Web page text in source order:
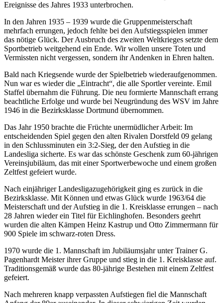
Ereignisse des Jahres 1933 unterbrochen.
In den Jahren 1935 – 1939 wurde die Gruppenmeisterschaft
mehrfach errungen, jedoch fehlte bei den Aufstiegsspielen immer
das nötige Glück. Der Ausbruch des zweiten Weltkrieges setzte dem
Sportbetrieb weitgehend ein Ende. Wir wollen unsere Toten und
Vermissten nicht vergessen, sondern ihr Andenken in Ehren halten.
Bald nach Kriegsende wurde der Spielbetrieb wiederaufgenommen.
Nun war es wieder die „Eintracht“, die alle Sportler vereinte. Emil
Staffel übernahm die Führung. Die neu formierte Mannschaft errang
beachtliche Erfolge und wurde bei Neugründung des WSV im Jahre
1946 in die Bezirksklasse Dortmund übernommen.
Das Jahr 1950 brachte die Früchte unermüdlicher Arbeit: Im
entscheidenden Spiel gegen den alten Rivalen Dorstfeld 09 gelang
in den Schlussminuten ein 3:2-Sieg, der den Aufstieg in die
Landesliga sicherte. Es war das schönste Geschenk zum 60-jährigen
Vereinsjubiläum, das mit einer Sportwerbewoche und einem großen
Zeltfest gefeiert wurde.
Nach einjähriger Landesligazugehörigkeit ging es zurück in die
Bezirksklasse. Mit Können und etwas Glück wurde 1963/64 die
Meisterschaft und der Aufstieg in die 1. Kreisklasse errungen – nach
28 Jahren wieder ein Titel für Eichlinghofen. Besonders geehrt
wurden die alten Kämpen Heinz Kastrup und Otto Zimmermann für
900 Spiele im schwarz-roten Dress.
1970 wurde die 1. Mannschaft im Jubiläumsjahr unter Trainer G.
Pagenhardt Meister ihrer Gruppe und stieg in die 1. Kreisklasse auf.
Traditionsgemäß wurde das 80-jährige Bestehen mit einem Zeltfest
gefeiert.
Nach mehreren knapp verpassten Aufstiegen fiel die Mannschaft